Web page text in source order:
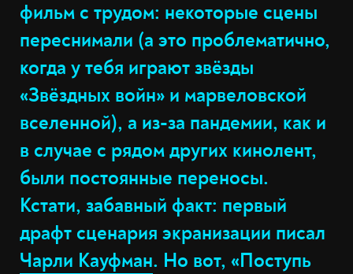
фильм с трудом: некоторые сцены
переснимали (а это проблематично,
когда у тебя играют звёзды
«Звёздных войн» и марвеловской
вселенной), а из-за пандемии, как и
в случае с рядом других кинолент,
были постоянные переносы.
Кстати, забавный факт: первый
драфт сценария экранизации писал
Чарли Кауфман. Но вот, «Поступь